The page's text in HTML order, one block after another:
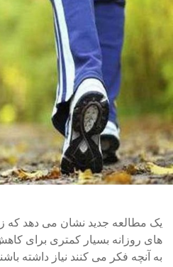
یک مطالعه جدید نشان می دهد که
های روزانه بسیار کمتری برای
به آنچه فکر می کنند نیاز داشته